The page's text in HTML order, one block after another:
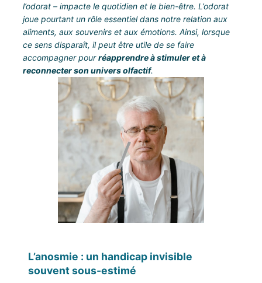
l’odorat – impacte le quotidien et le bien-être. L’odorat
joue pourtant un rôle essentiel dans notre relation aux
aliments, aux souvenirs et aux émotions. Ainsi, lorsque
ce sens disparaît, il peut être utile de se faire
accompagner pourréapprendre à stimuler et à
reconnecter son univers olfactif.
L’anosmie : un handicap invisible
souvent sous-estimé